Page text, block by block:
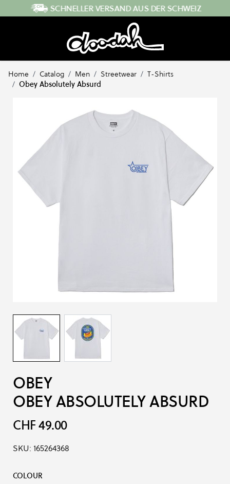
Direkt zum InhaltSCHNELLER VERSAND AUS DER SCHWEIZ
Home / Catalog / Men / Streetwear / T-Shirts
/ Obey Absolutely Absurd
OBEY
OBEY ABSOLUTELY ABSURD
CHF 49.00
SKU: 165264368
Produkt-Optionen:
COLOUR